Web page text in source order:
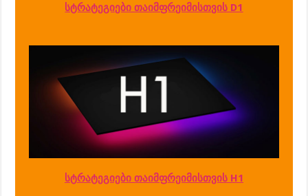
სტრატეგიები თაიმფრეიმისთვის D1
სტრატეგიები თაიმფრეიმისთვის H1